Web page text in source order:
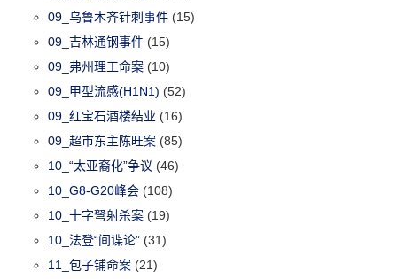
09_乌鲁木齐针刺事件 (15)
09_吉林通钢事件 (15)
09_弗州理工命案 (10)
09_甲型流感(H1N1) (52)
09_红宝石酒楼结业 (16)
09_超市东主陈旺案 (85)
10_“太亚裔化”争议 (46)
10_G8-G20峰会 (108)
10_十字弩射杀案 (19)
10_法登“间谍论” (31)
11_包子铺命案 (21)